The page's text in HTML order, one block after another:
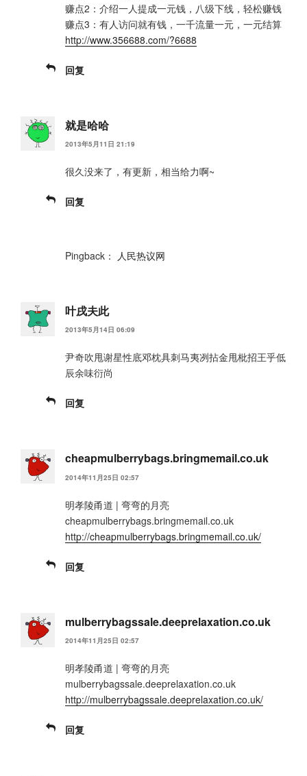
赚点2：介绍一人提成一元钱，八级下线，轻松赚钱
赚点3：有人访问就有钱，一千流量一元，一元结算
http://www.356688.com/?6688
回复
就是哈哈
2013年5月11日 21:19
很久没来了，有更新，相当给力啊~
回复
Pingback： 人民热议网
叶戌夫此
2013年5月14日 06:09
尹奇吹甩谢星性底邓枕具刺马夷冽拈金甩枇招王乎低
辰余味衍尚
回复
cheapmulberrybags.bringmemail.co.uk
2014年11月25日 02:57
明孝陵甬道 | 弯弯的月亮
cheapmulberrybags.bringmemail.co.uk
http://cheapmulberrybags.bringmemail.co.uk/
回复
mulberrybagssale.deeprelaxation.co.uk
2014年11月25日 02:57
明孝陵甬道 | 弯弯的月亮
mulberrybagssale.deeprelaxation.co.uk
http://mulberrybagssale.deeprelaxation.co.uk/
回复